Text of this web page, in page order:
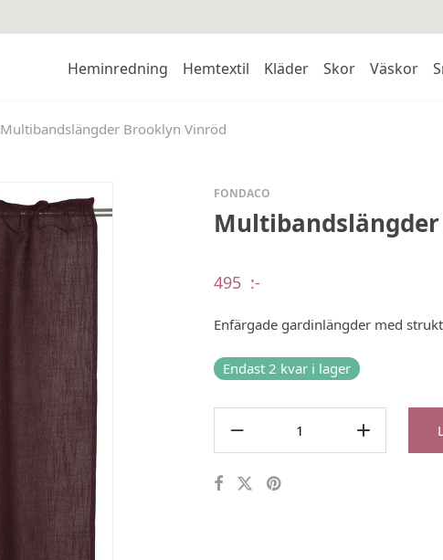
Heminredning Hemtextil Kläder Skor Väskor
Multibandslängder Brooklyn Vinröd
FONDACO
495 :-
Enfärgade gardinlängder med
Endast 2 kvar i lager